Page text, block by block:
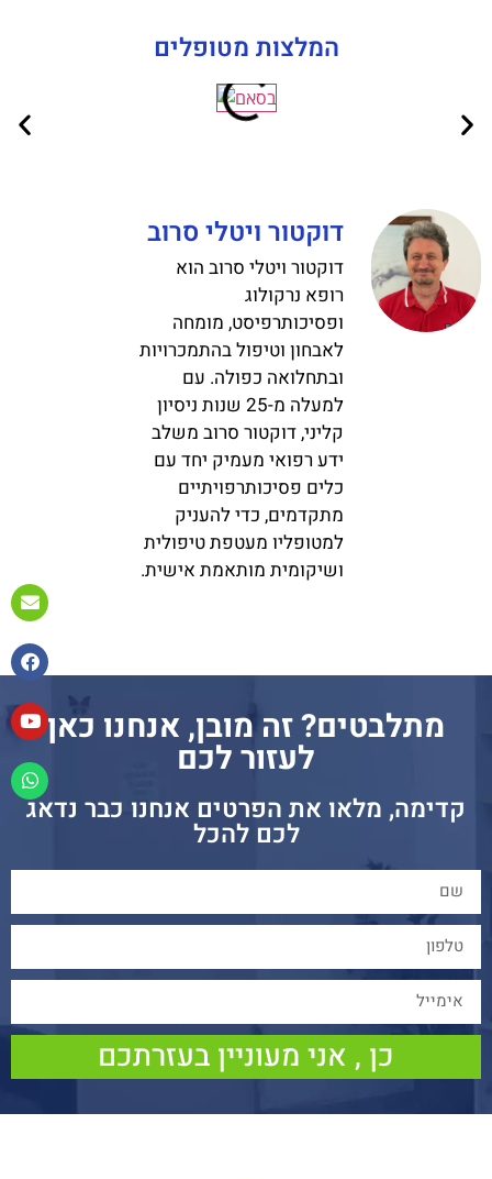
המלצות מטופלים
דוקטור ויטלי סרוב
דוקטור ויטלי סרוב הוא
רופא נרקולוג
ופסיכותרפיסט, מומחה
לאבחון וטיפול בהתמכרויות
ובתחלואה כפולה. עם
למעלה מ-25 שנות ניסיון
קליני, דוקטור סרוב משלב
ידע רפואי מעמיק יחד עם
כלים פסיכותרפויתיים
מתקדמים, כדי להעניק
למטופליו מעטפת טיפולית
ושיקומית מותאמת אישית.
מתלבטים? זה מובן, אנחנו כאן
לעזור לכם
קדימה, מלאו את הפרטים אנחנו כבר נדאג
לכם להכל
כן , אני מעוניין בעזרתכם